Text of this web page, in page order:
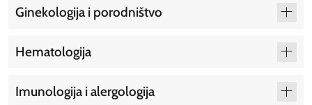
Ginekologija i porodništvo
Hematologija
Imunologija i alergologija